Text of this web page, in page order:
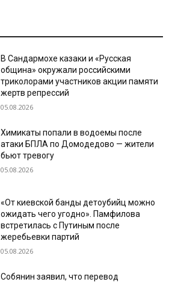
В Сандармохе казаки и «Русская
община» окружали российскими
триколорами участников акции памяти
жертв репрессий
05.08.2026
Химикаты попали в водоемы после
атаки БПЛА по Домодедово — жители
бьют тревогу
05.08.2026
«От киевской банды детоубийц можно
ожидать чего угодно». Памфилова
встретилась с Путиным после
жеребьевки партий
05.08.2026
Собянин заявил, что перевод